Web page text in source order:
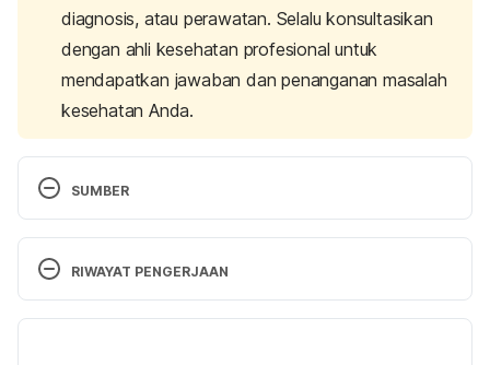
diagnosis, atau perawatan. Selalu konsultasikan
dengan ahli kesehatan profesional untuk
mendapatkan jawaban dan penanganan masalah
kesehatan Anda.
SUMBER
(2020, August 17). Goodnet. Retrieved 23 Februari
2024, from https://www.goodnet.org/articles/5-
RIWAYAT PENGERJAAN